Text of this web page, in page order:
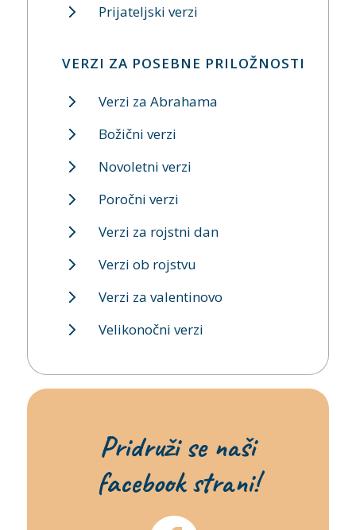
Prijateljski verzi
VERZI ZA POSEBNE PRILOŽNOSTI
Verzi za Abrahama
Božični verzi
Novoletni verzi
Poročni verzi
Verzi za rojstni dan
Verzi ob rojstvu
Verzi za valentinovo
Velikonočni verzi
Pridruži se naši
facebook strani!